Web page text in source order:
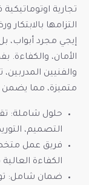
تجارية
التزامها
إيجي مجرد أبواب،
الأمان،
والفنيين
متميزة، مما يضمن
حلول شاملة:
التصميم،
فريق عمل
الكفاءة
ضمان شامل: